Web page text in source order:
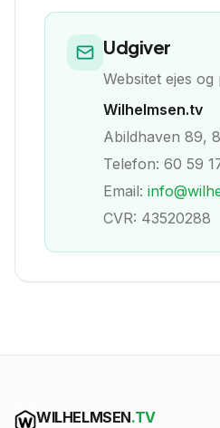
Udgiver
Websitet ejes
Wilhelmsen.tv
Abildhaven 89,
Telefon: 60 59
Email:
CVR: 43520288
WILHELMSEN.TV